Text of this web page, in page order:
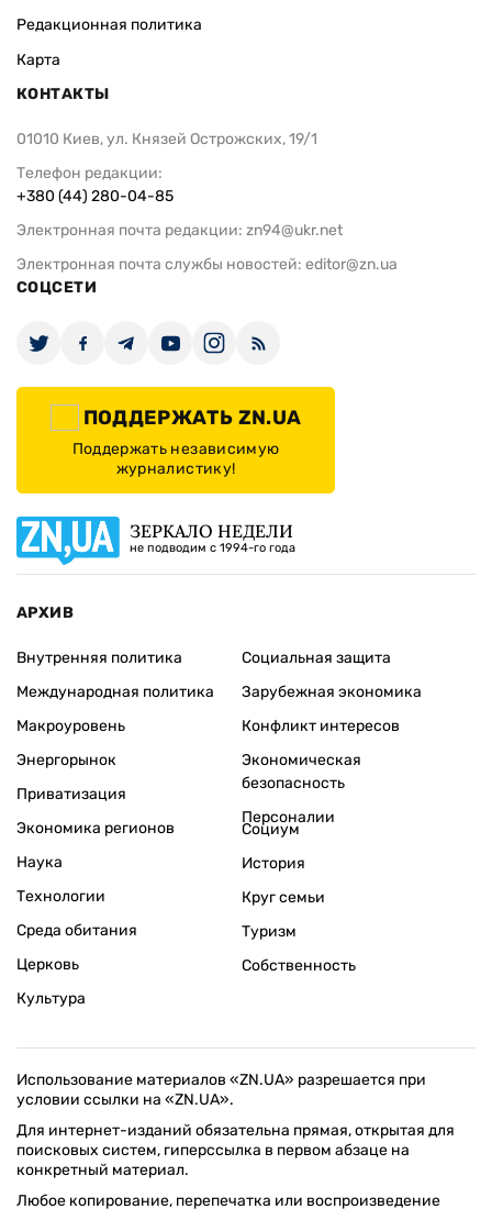
Редакционная политика
Карта
КОНТАКТЫ
01010 Киев, ул. Князей Острожских, 19/1
Телефон редакции:
+380 (44) 280-04-85
Электронная почта редакции: zn94@ukr.net
Электронная почта службы новостей: editor@zn.ua
СОЦСЕТИ
ПОДДЕРЖАТЬ ZN.UA
Поддержать независимую
журналистику!
ЗЕРКАЛО НЕДЕЛИ
не подводим с 1994-го года
АРХИВ
Внутренняя политика
Международная политика
Макроуровень
Энергорынок
Приватизация
Экономика регионов
Социальная защита
Зарубежная экономика
Конфликт интересов
Экономическая
безопасность
Персоналии
Наука
Технологии
Среда обитания
Церковь
Культура
Социум
История
Круг семьи
Туризм
Собственность
Использование материалов «ZN.UA» разрешается при
условии ссылки на «ZN.UA».
Для интернет-изданий обязательна прямая, открытая для
поисковых систем, гиперссылка в первом абзаце на
конкретный материал.
Любое копирование, перепечатка или воспроизведение